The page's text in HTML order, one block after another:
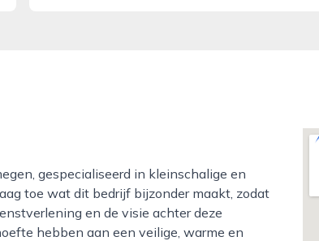
toe wat dit bedrijf bijzonder maakt, zodat
en de visie achter deze
hebben aan een veilige, warme en